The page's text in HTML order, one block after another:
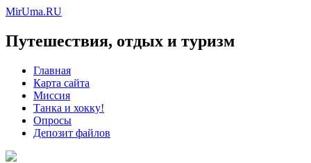
MirUma.RU
Путешествия, отдых и туризм
Главная
Карта сайта
Миссия
Танка и хокку!
Опросы
Депозит файлов